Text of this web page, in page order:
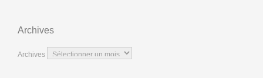
Archives
Archives